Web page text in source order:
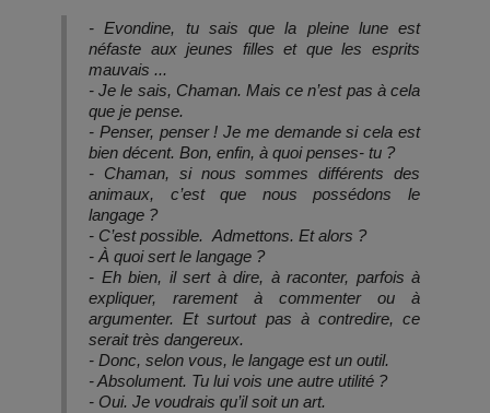
- Evondine, tu sais que la pleine lune est
néfaste aux jeunes filles et que les esprits
mauvais ...
- Je le sais, Chaman. Mais ce n’est pas à cela
que je pense.
- Penser, penser ! Je me demande si cela est
bien décent. Bon, enfin, à quoi penses- tu ?
- Chaman, si nous sommes différents des
animaux, c’est que nous possédons le
langage ?
- C’est possible. Admettons. Et alors ?
- À quoi sert le langage ?
- Eh bien, il sert à dire, à raconter, parfois à
expliquer, rarement à commenter ou à
argumenter. Et surtout pas à contredire, ce
serait très dangereux.
- Donc, selon vous, le langage est un outil.
- Absolument. Tu lui vois une autre utilité ?
- Oui. Je voudrais qu’il soit un art.